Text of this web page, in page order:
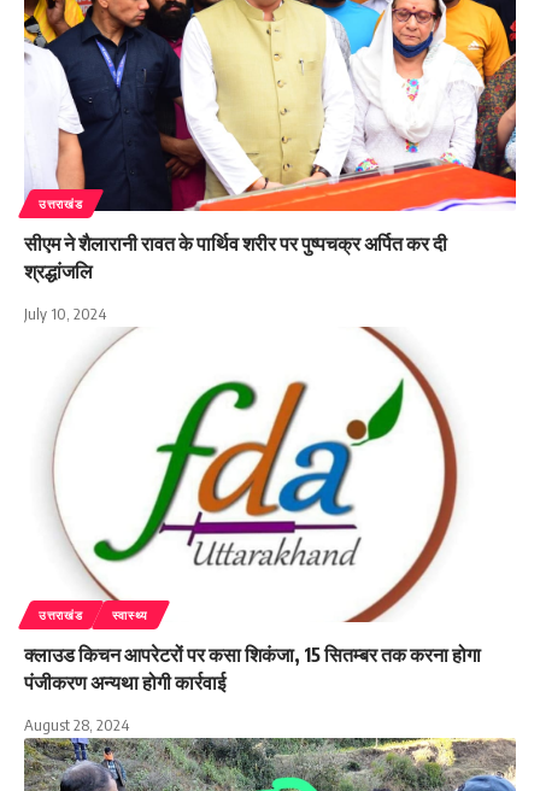
उत्तराखंड
सीएम ने शैलारानी रावत के पार्थिव शरीर पर पुष्पचक्र अर्पित कर दी
श्रद्धांजलि
July 10, 2024
उत्तराखंड स्वास्थ्य
क्लाउड किचन आपरेटरों पर कसा शिकंजा, 15 सितम्बर तक करना होगा
पंजीकरण अन्यथा होगी कार्रवाई
August 28, 2024